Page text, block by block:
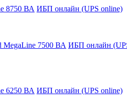
8750 ВА ИБП онлайн (UPS online)
MegaLine 7500 ВА ИБП онлайн
6250 ВА ИБП онлайн (UPS online)